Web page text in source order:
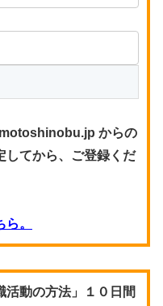
からの
してから、ご登録くだ
。
活動の方法」１０日間